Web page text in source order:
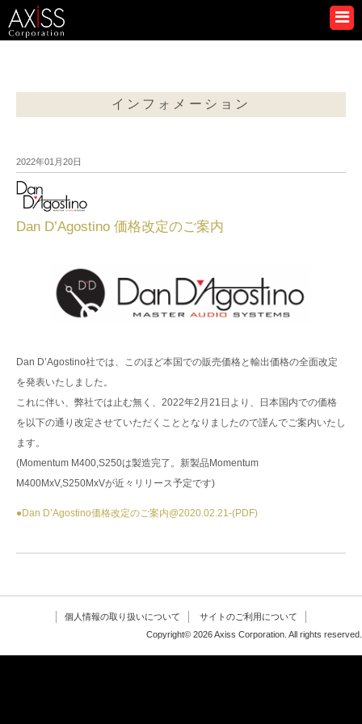
インフォメーション
2022年01月20日
Dan D’Agostino 価格改定のご案内
Dan D’Agostino社では、このほど本国での販売価格と輸出価格の全面改定
を発表いたしました。
これに伴い、弊社では止む無く、2022年2月21日より、日本国内での価格
を以下の通り改定させていただくこととなりましたので謹んでご案内いたし
ます。
(Momentum M400,S250は製造完了。新製品Momentum
M400MxV,S250MxVが近々リリース予定です)
●Dan D’Agostino価格改定のご案内@2020.02.21-(PDF)
個人情報の取り扱いについて
サイトのご利用について
Copyright© 2026 Axiss Corporation. All rights reserved.